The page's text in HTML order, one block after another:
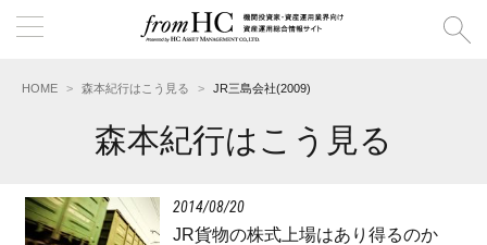
HOME 森本紀行はこう見る JR三島会社(2009)
森本紀行はこう見る
2014 08 20
JR貨物の株式上場はあり得るのか